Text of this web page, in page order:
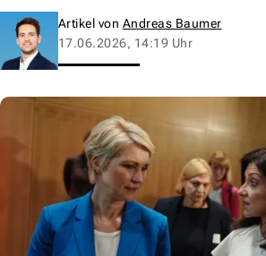
Artikel von Andreas Baumer
17.06.2026, 14:19 Uhr